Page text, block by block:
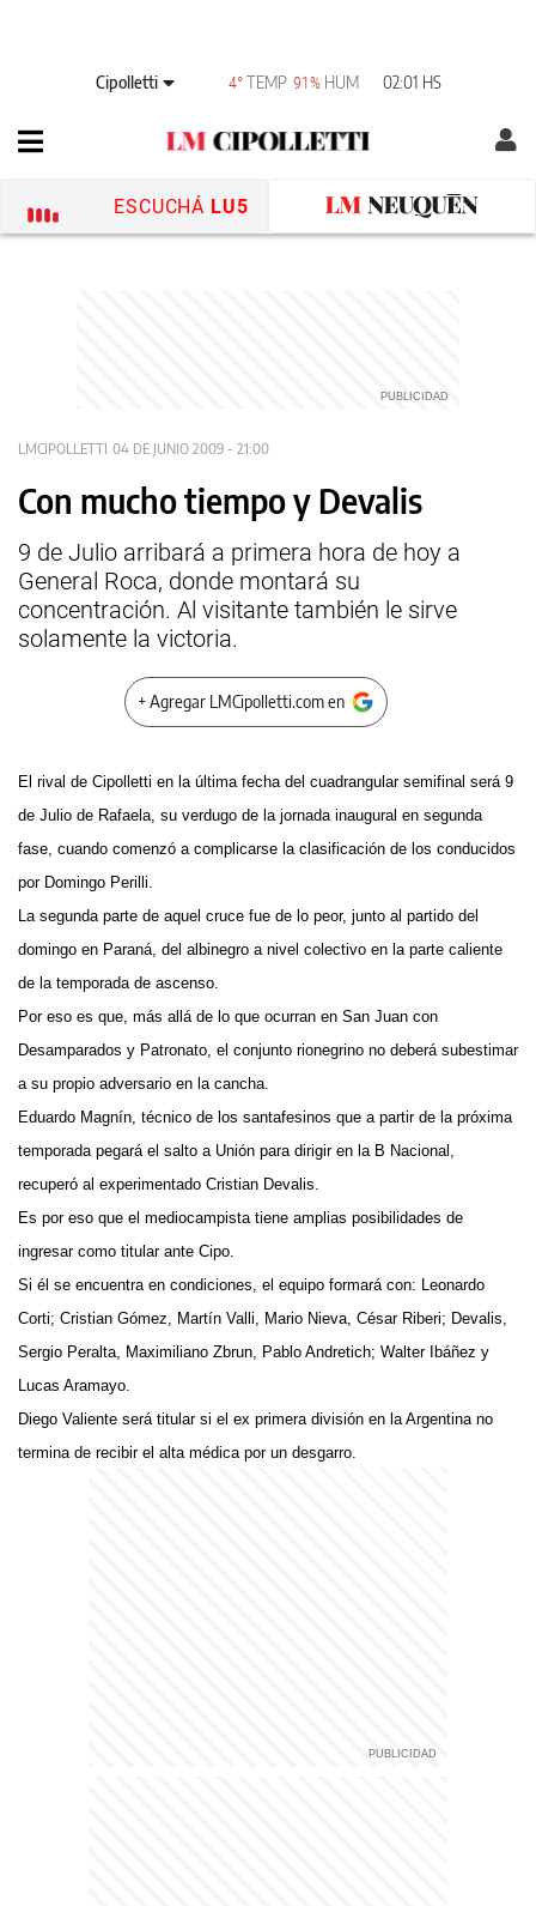
Cipolletti 4° TEMP 91% HUM 02:01 HS
ESCUCHÁ LU5
LMCIPOLLETTI 04 DE JUNIO 2009 - 21:00
Con mucho tiempo y Devalis
9 de Julio arribará a primera hora de hoy a
General Roca, donde montará su
concentración. Al visitante también le sirve
solamente la victoria.
+ Agregar LMCipolletti.com en
El rival de Cipolletti en la última fecha del cuadrangular semifinal será 9
de Julio de Rafaela, su verdugo de la jornada inaugural en segunda
fase, cuando comenzó a complicarse la clasificación de los conducidos
por Domingo Perilli.
La segunda parte de aquel cruce fue de lo peor, junto al partido del
domingo en Paraná, del albinegro a nivel colectivo en la parte caliente
de la temporada de ascenso.
Por eso es que, más allá de lo que ocurran en San Juan con
Desamparados y Patronato, el conjunto rionegrino no deberá subestimar
a su propio adversario en la cancha.
Eduardo Magnín, técnico de los santafesinos que a partir de la próxima
temporada pegará el salto a Unión para dirigir en la B Nacional,
recuperó al experimentado Cristian Devalis.
Es por eso que el mediocampista tiene amplias posibilidades de
ingresar como titular ante Cipo.
Si él se encuentra en condiciones, el equipo formará con: Leonardo
Corti; Cristian Gómez, Martín Valli, Mario Nieva, César Riberi; Devalis,
Sergio Peralta, Maximiliano Zbrun, Pablo Andretich; Walter Ibáñez y
Lucas Aramayo.
Diego Valiente será titular si el ex primera división en la Argentina no
termina de recibir el alta médica por un desgarro.